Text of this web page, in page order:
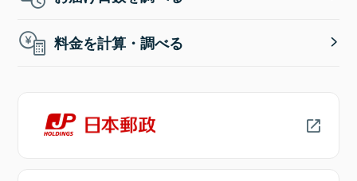
料金を計算・調べる